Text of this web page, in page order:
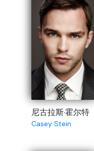
尼古拉斯·霍尔特
Casey Stein